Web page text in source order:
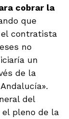
cobrar la
que
el contratista
no
un
de la
del
el pleno de la